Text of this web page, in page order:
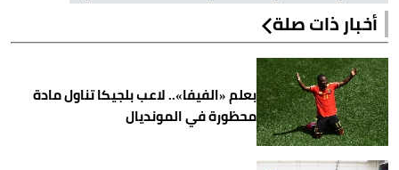
أخبار ذات صلة
بعلم «الفيفا».. لاعب بلجيكا تناول مادة
محظورة في المونديال